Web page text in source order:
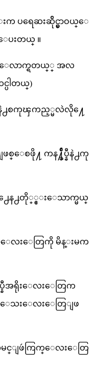
က ပရေဆးဆိိုင္မွာဝယ္ေ
ေပးတယ္ ။
ာေလာက္ရတယ္္ အလ
င္ပါတယ္)
႕စကုၾကည့္မလဲလို႔ေ
စ္ေစဖို႔ ကန႔္ခ်ဳပ္နီနဲ႕ကု
႕ေန႕တို္္င္းေသာက္မယ္
နီေလးေတြကို မိန္းမက
အရိုးေလးေတြက
သးေလးေတြျဖ
မင္ျဖဴကြက္ေလးေတြ